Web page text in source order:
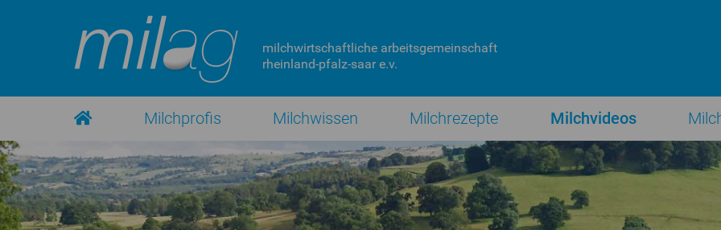
milchwirtschaftliche arbeitsgemeinschaft
rheinland-pfalz-saar e.v.
Milchprofis Milchwissen Milchrezepte Milchvideos